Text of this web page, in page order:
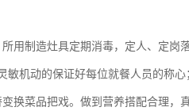
用制造灶具定期消毒，定人、定岗
机动的保证好每位就餐人员的称心
换菜品把戏。做到营养搭配合理，